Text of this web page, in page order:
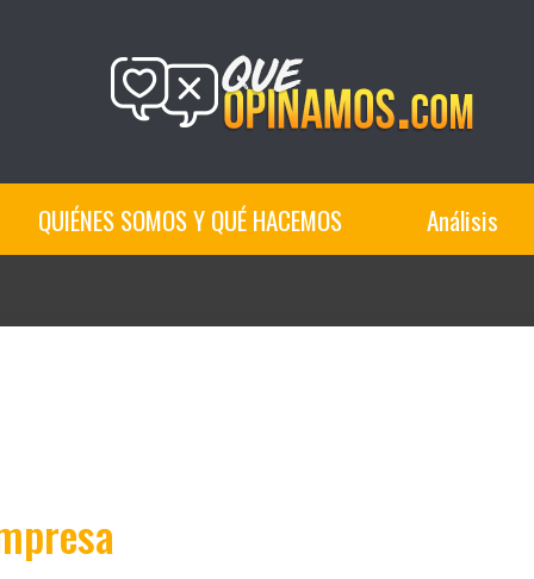
QUIÉNES SOMOS Y QUÉ HACEMOS Análisis